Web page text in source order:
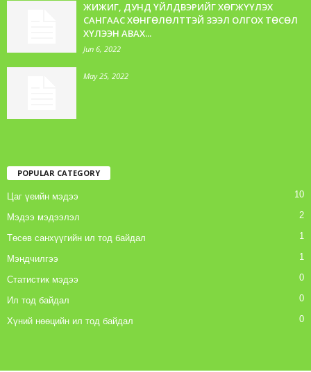
ЖИЖИГ, ДУНД ҮЙЛДВЭРИЙГ ХӨГЖҮҮЛЭХ
САНГААС ХӨНГӨЛӨЛТТЭЙ ЗЭЭЛ ОЛГОХ ТӨСӨЛ
ХҮЛЭЭН АВАХ...
Jun 6, 2022
May 25, 2022
POPULAR CATEGORY
Цаг үеийн мэдээ 10
Мэдээ мэдээлэл 2
Төсөв санхүүгийн ил тод байдал 1
Мэндчилгээ 1
Статистик мэдээ 0
Ил тод байдал 0
Хүний нөөцийн ил тод байдал 0